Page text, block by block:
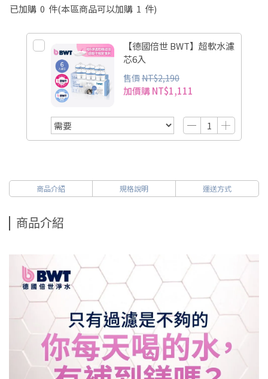
已加購 0 件(本區商品可以加購 1 件)
【德國倍世 BWT】超軟水濾
芯6入
售價 NT$2,190
加價購NT$1,111
商品介紹 規格說明 運送方式
商品介紹